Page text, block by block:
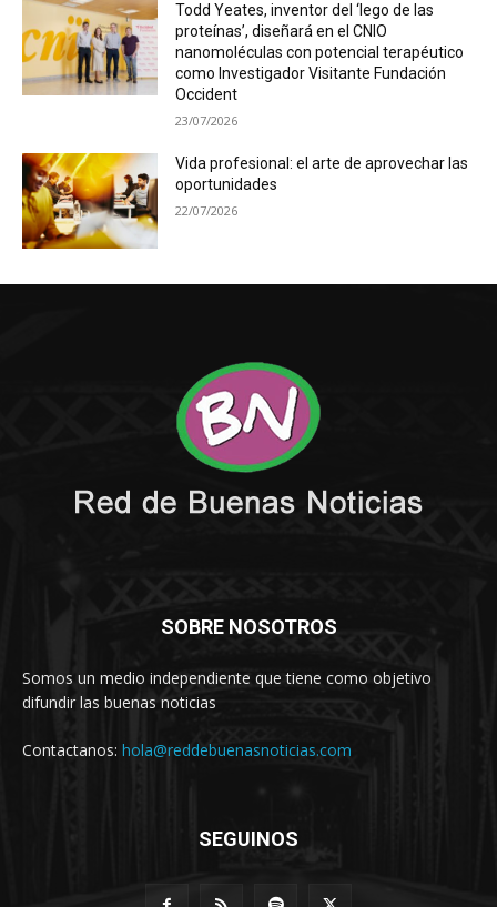
Todd Yeates, inventor del ‘lego de las
proteínas’, diseñará en el CNIO
nanomoléculas con potencial terapéutico
como Investigador Visitante Fundación
Occident
23/07/2026
Vida profesional: el arte de aprovechar las
oportunidades
22/07/2026
SOBRE NOSOTROS
Somos un medio independiente que tiene como objetivo
difundir las buenas noticias
Contactanos: hola@reddebuenasnoticias.com
SEGUINOS